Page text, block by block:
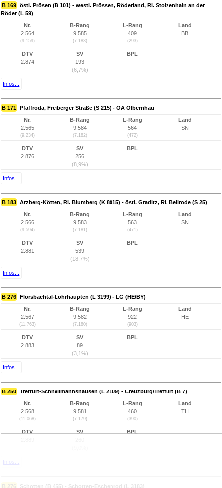
B 169 östl. Prösen (B 101) - westl. Prössen, Röderland, Ri. Stolzenhain an der
Röder (L 59)
Nr.
2.564
(9.159)
B-Rang
9.585
(7.183)
L-Rang
409
(293)
Land
BB
DTV
2.874
SV
193
(6,7%)
BPL
Infos...
B 171 Pfaffroda, Freiberger Straße (S 215) - OA Olbernhau
Nr.
2.565
(9.234)
B-Rang
9.584
(7.182)
L-Rang
564
(472)
Land
SN
DTV
2.876
SV
256
(8,9%)
BPL
Infos...
B 183 Arzberg-Kötten, Ri. Blumberg (K 8915) - östl. Graditz, Ri. Beilrode (S 25)
Nr.
2.566
(9.594)
B-Rang
9.583
(7.181)
L-Rang
563
(471)
Land
SN
DTV
2.881
SV
539
(18,7%)
BPL
Infos...
B 276 Flörsbachtal-Lohrhaupten (L 3199) - LG (HE/BY)
Nr.
2.567
(11.763)
B-Rang
9.582
(7.180)
L-Rang
922
(903)
Land
HE
DTV
2.883
SV
89
(3,1%)
BPL
Infos...
B 250 Treffurt-Schnellmannshausen (L 2109) - Creuzburg/Treffurt (B 7)
Nr.
2.568
(11.068)
B-Rang
9.581
(7.179)
L-Rang
460
(390)
Land
TH
DTV
SV
BPL
Infos...
B 276 Schotten (B 455) - Schotten-Eschenrod (L 3183)